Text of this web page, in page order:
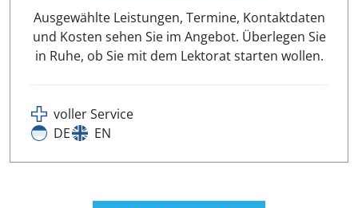
Ausgewählte Leistungen, Termine, Kontaktdaten
und Kosten sehen Sie im Angebot. Überlegen Sie
in Ruhe, ob Sie mit dem Lektorat starten wollen.
voller Service
DE
EN